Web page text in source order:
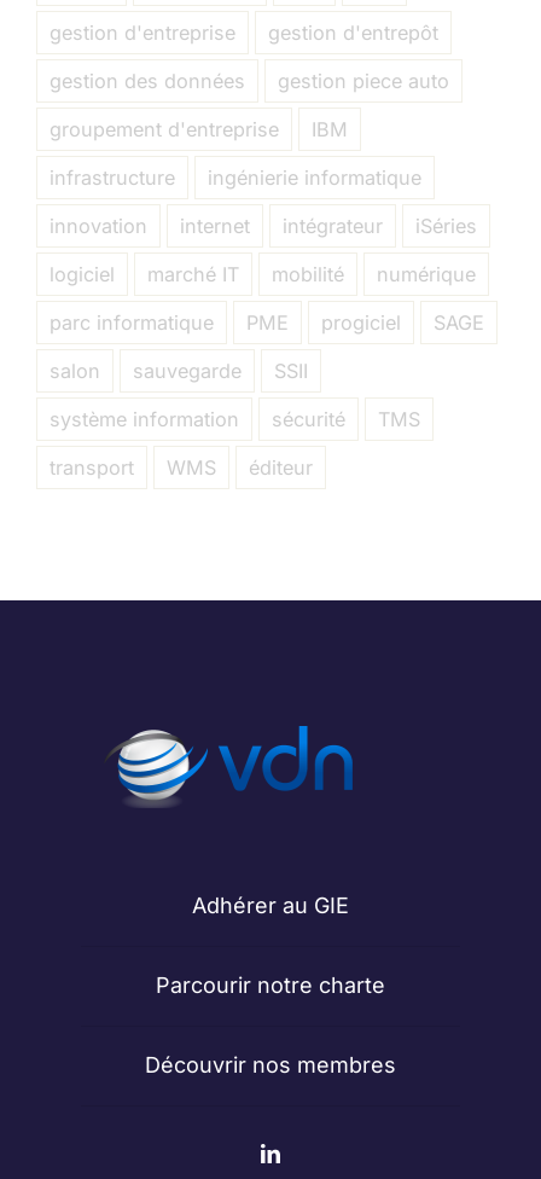
gestion d'entreprise
gestion d'entrepôt
gestion des données
gestion piece auto
groupement d'entreprise
IBM
infrastructure
ingénierie informatique
innovation
internet intégrateur
iSéries
logiciel
marché IT mobilité
numérique
parc informatique
PME progiciel
SAGE
salon
sauvegarde
SSII
système information
sécurité
TMS
transport
WMS éditeur
Adhérer au GIE
Parcourir notre charte
Découvrir nos membres